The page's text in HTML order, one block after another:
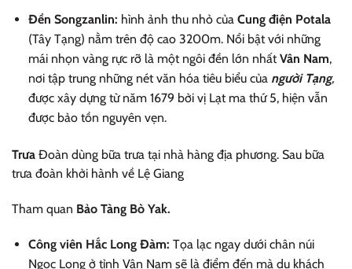
Đền Songzanlin: hình ảnh thu nhỏ của Cung điện Potala
(Tây Tạng) nằm trên độ cao 3200m. Nổi bật với những
mái nhọn vàng rực rỡ là một ngôi đền lớn nhấtVân Nam,
nơi tập trung những nét văn hóa tiêu biểu của người Tạng,
được xây dựng từ năm 1679 bởi vị Lạt ma thứ 5, hiện vẫn
được bảo tồn nguyên vẹn.
Trưa Đoàn dùng bữa trưa tại nhà hàng địa phương. Sau bữa
trưa đoàn khởi hành về Lệ Giang
Tham quan Bảo Tàng Bò Yak.
Công viên Hắc Long Đàm: Tọa lạc ngay dưới chân núi
Ngọc Long ở tỉnh Vân Nam sẽ là điểm đến mà du khách